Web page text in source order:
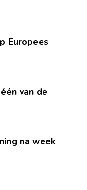
Europees
van de
na week